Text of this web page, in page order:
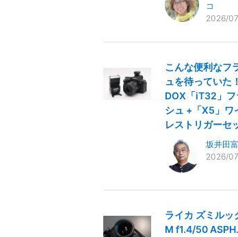
コ
2026/
こんな便利なフ
ュを待っていた
DOX「iT32」フ
シュ +「X5」ワ
レストリガーセ
坂井田
2026/
ライカ ズミルッ
M f1.4/50